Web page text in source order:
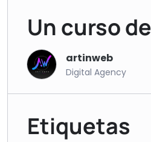
Un curso de
artinweb
Digital Agency
Etiquetas